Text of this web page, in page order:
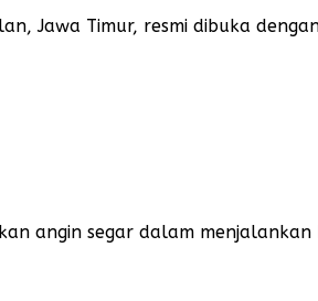
Jawa Timur, resmi dibuka
angin segar dalam menjalankan